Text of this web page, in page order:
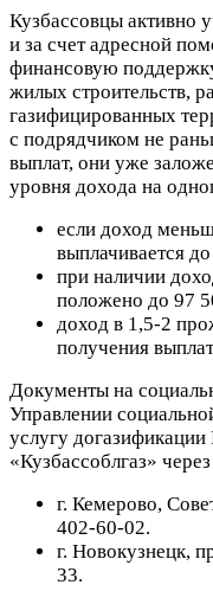
Кузбассовцы активно
и за счет адресной
финансовую
жилых строительств,
газифицированных
с подрядчиком не
выплат, они уже
уровня дохода на
если доход
выплачивается
при наличии
положено до 97
доход в 1,5-2
получения
Документы на
Управлении
услугу
«Кузбассоблгаз»
г. Кемерово,
402-60-02.
г. Новокузнецк,
33.